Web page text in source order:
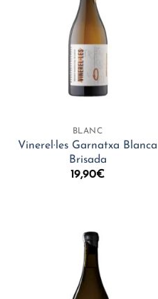
BLANC
Vinerel·les Garnatxa Blanca
Brisada
19,90€